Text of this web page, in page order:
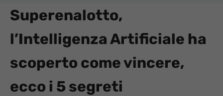
Superenalotto,
l’Intelligenza Artificiale ha
scoperto come vincere,
ecco i 5 segreti